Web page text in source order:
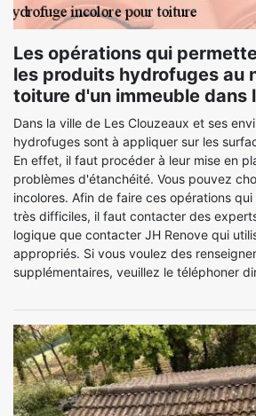
Les opérations qui
les produits hydrofuges au
toiture d'un immeuble dans
Dans la ville de Les Clouzeaux et ses
hydrofuges sont à appliquer sur les
En effet, il faut procéder à leur mise en
problèmes d'étanchéité. Vous pouvez
incolores. Afin de faire ces opérations
très difficiles, il faut contacter des
logique que contacter JH Renove qui
appropriés. Si vous voulez des
supplémentaires, veuillez le téléphoner